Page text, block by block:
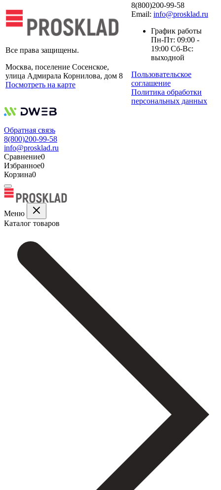
Все права защищены.
Москва, поселение Сосенское,
улица Адмирала Корнилова, дом 8
Посмотреть на карте
8(800)200-99-58
Email: info@prosklad.ru
График работы
Пн-Пт: 09:00 -
19:00 Сб-Вс:
выходной
Пользовательское
соглашение
Политика обработки
персональных данных
Обратная связь
8(800)200-99-58
info@prosklad.ru
Сравнение0
Избранное0
Корзина0
Меню
Каталог товаров